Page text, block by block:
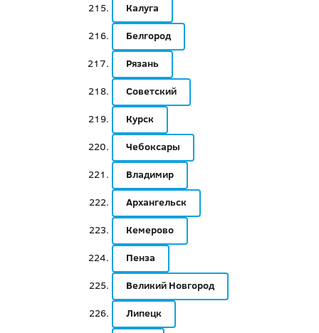
Калуга
Белгород
Рязань
Советский
Курск
Чебоксары
Владимир
Архангельск
Кемерово
Пенза
Великий Новгород
Липецк